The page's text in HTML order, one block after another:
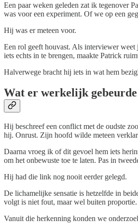
Een paar weken geleden zat ik tegenover
was voor een experiment. Of we op een
Hij was er meteen voor.
Een rol geeft houvast. Als interviewer
iets echts in te brengen, maakte Patrick
Halverwege bracht hij iets in wat hem
Wat er werkelijk gebeurde
Hij beschreef een conflict met de oudste
hij. Onrust. Zijn hoofd wilde meteen
Daarna vroeg ik of dit gevoel hem iets
om het onbewuste toe te laten. Pas in
Hij had die link nog nooit eerder gelegd.
De lichamelijke sensatie is hetzelfde in
volgt is niet fout, maar wel buiten
Vanuit die herkenning konden we